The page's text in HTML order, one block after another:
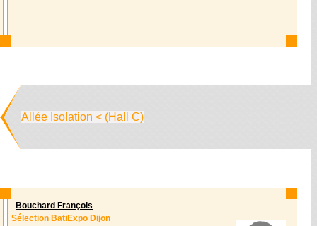
Allée Isolation < (Hall C)
Bouchard François
Sélection BatiExpo Dijon